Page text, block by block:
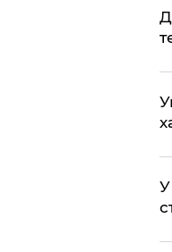
​У